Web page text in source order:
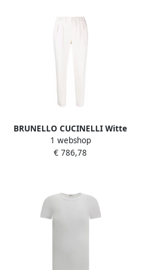
BRUNELLO CUCINELLI Witte
Hoge Taille Katoenen
Culotte Broek White Dames
1 webshop
€ 786,78